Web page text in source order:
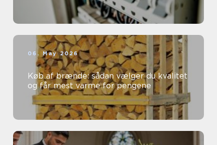
06. May 2026
Køb af brænde: sådan vælger du kvalitet
og får mest varme for pengene